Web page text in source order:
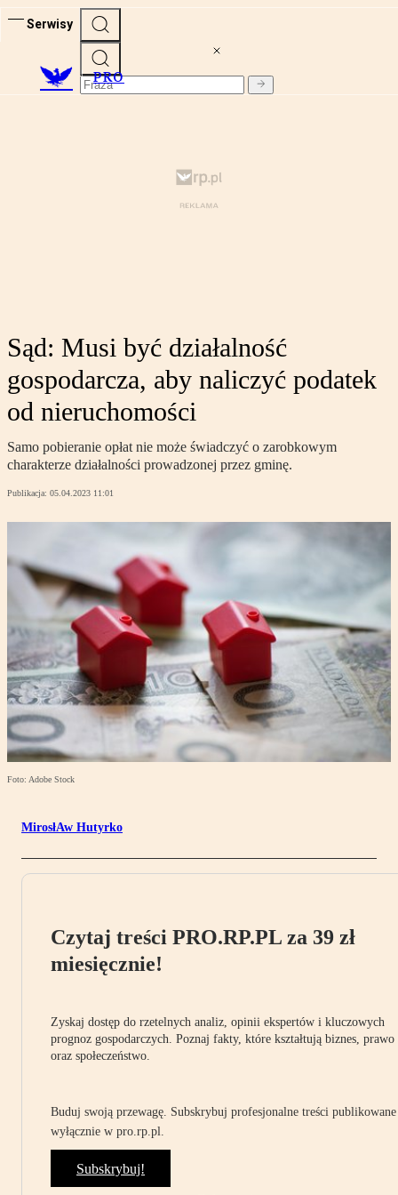
Serwisy
PRO
Sąd: Musi być działalność
gospodarcza, aby naliczyć podatek
od nieruchomości
Samo pobieranie opłat nie może świadczyć o zarobkowym
charakterze działalności prowadzonej przez gminę.
Publikacja: 05.04.2023 11:01
Foto: Adobe Stock
MirosłAw Hutyrko
Czytaj treści PRO.RP.PL za 39 zł
miesięcznie!
Zyskaj dostęp do rzetelnych analiz, opinii ekspertów i kluczowych
prognoz gospodarczych. Poznaj fakty, które kształtują biznes, prawo
oraz społeczeństwo.
Buduj swoją przewagę. Subskrybuj profesjonalne treści publikowane
wyłącznie w pro.rp.pl.
Subskrybuj!